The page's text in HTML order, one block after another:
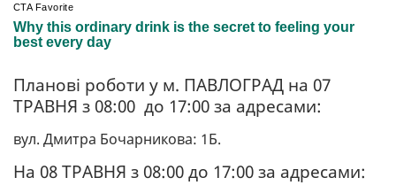
Планові роботи у м. ПАВЛОГРАД на 07
ТРАВНЯ з 08:00 до 17:00 за адресами:
вул. Дмитра Бочарникова: 1Б.
На 08 ТРАВНЯ з 08:00 до 17:00 за адресами: